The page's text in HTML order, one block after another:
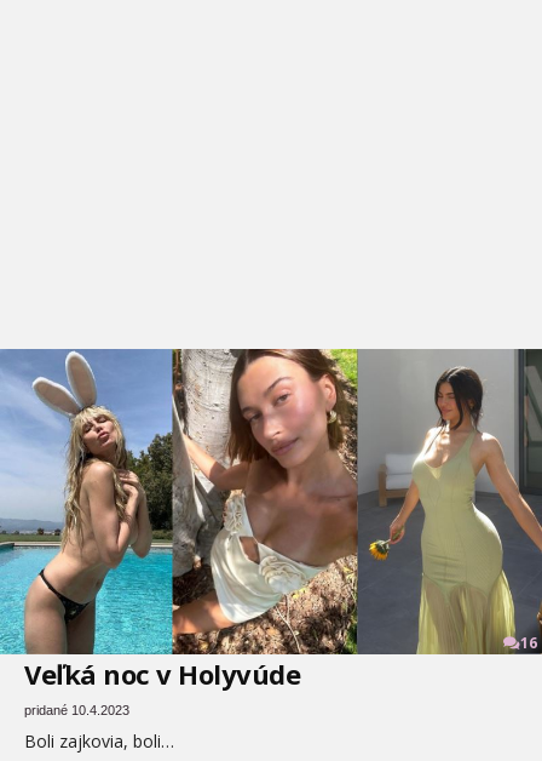
16
Veľká noc v Holyvúde
pridané 10.4.2023
Boli zajkovia, boli…